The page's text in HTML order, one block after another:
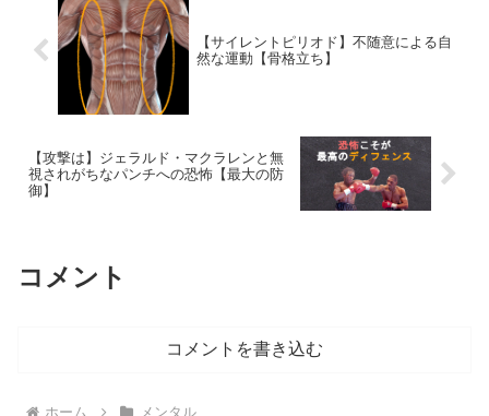
【サイレントピリオド】不随意による自
然な運動【骨格立ち】
【攻撃は】ジェラルド・マクラレンと無
視されがちなパンチへの恐怖【最大の防
御】
コメント
コメントを書き込む
ホーム メンタル